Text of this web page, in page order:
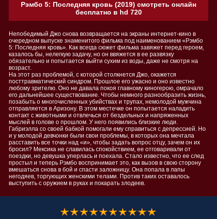
Рэмбо 5: Последняя кровь (2019) смотреть онлайн
бесплатно в hd 720
Непобедимый Джо снова возвращается на экраны интернет-кино в
очередном выпуске знаменитого фильма под наименованием «Рэмбо
5: Последняя кровь». Как всегда сюжет фильма завяжет перед героем,
казалось бы, нелегкую задачу, но он ввяжется в ее развязку
обязательно и попытается выйти сухим из воды, даже не смотря на
возраст.
На этот раз проблемой, с которой столкнется Джо, окажется
посттравматический синдром. Прошлое его ужасно и оно известно
любому зрителю. Оно не давала покоя главному киногерою, омрачало
его дальнейшее существование. Чтобы немного разнообразить жизнь,
позабыть о многочисленных убийствах и трупах, немолодой мужчина
отправляется в Аризону. В этом местечке он попытается наладить
контакт с животными и отвлечься от бездельных и напряженных
мыслей в голове о прошлом. У него появились близкие люди.
Габриэлла со своей бабкой помогали ему справиться с депрессией. Но
и у молодой девчонки были свои проблемы, в которых она мечтала
расставить все точки над «и», чтобы задать вопрос отцу, зачем он их
бросил? Мексика не славилась спокойствием, ее отговаривали от
поездки, но девушка уперлась и поехала. Стало известно, что ее след
простыл и теперь Рэмбо воспринимает это, как вызов в свою сторону
вмешаться снова в бой и спасти заложницу. Она попала в лапы
негодяев, торгующих женскими телами. Против таких оставалось
выступить с оружием в руках и покарать злодеев.